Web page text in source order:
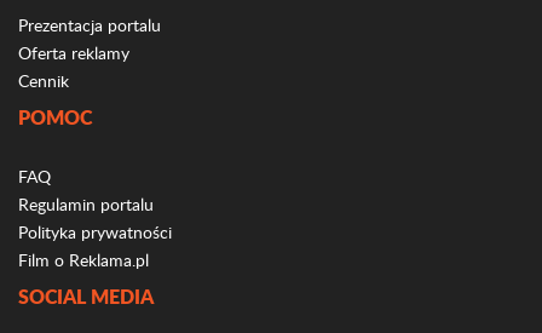
Prezentacja portalu
Oferta reklamy
Cennik
POMOC
FAQ
Regulamin portalu
Polityka prywatności
Film o Reklama.pl
SOCIAL MEDIA